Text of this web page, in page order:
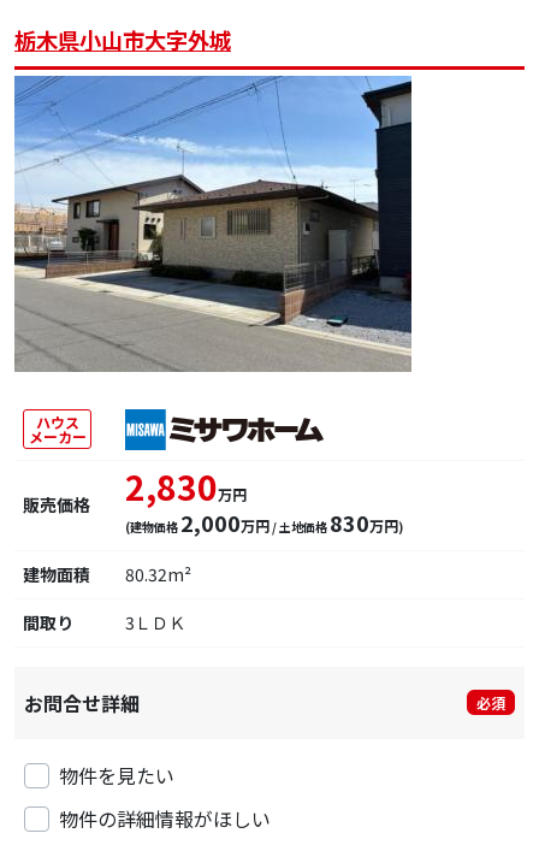
栃木県小山市大字外城
ハウス
メーカー
販売価格 2,830万円
(建物価格 2,000万円 / 土地価格 830万円)
建物面積
80.32m²
間取り
3ＬＤＫ
お問合せ詳細 必須
物件を見たい
物件の詳細情報がほしい